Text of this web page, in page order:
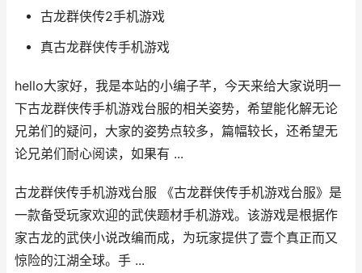
古龙群侠传2手机游戏
真古龙群侠传手机游戏
hello大家好，我是本站的小编子芊，今天来给大家说明一
下古龙群侠传手机游戏台服的相关姿势，希望能化解无论
兄弟们的疑问，大家的姿势点较多，篇幅较长，还希望无
论兄弟们耐心阅读，如果有 ...
古龙群侠传手机游戏台服 《古龙群侠传手机游戏台服》是
一款备受玩家欢迎的武侠题材手机游戏。该游戏是根据作
家古龙的武侠小说改编而成，为玩家提供了壹个真正而又
惊险的江湖全球。手 ...